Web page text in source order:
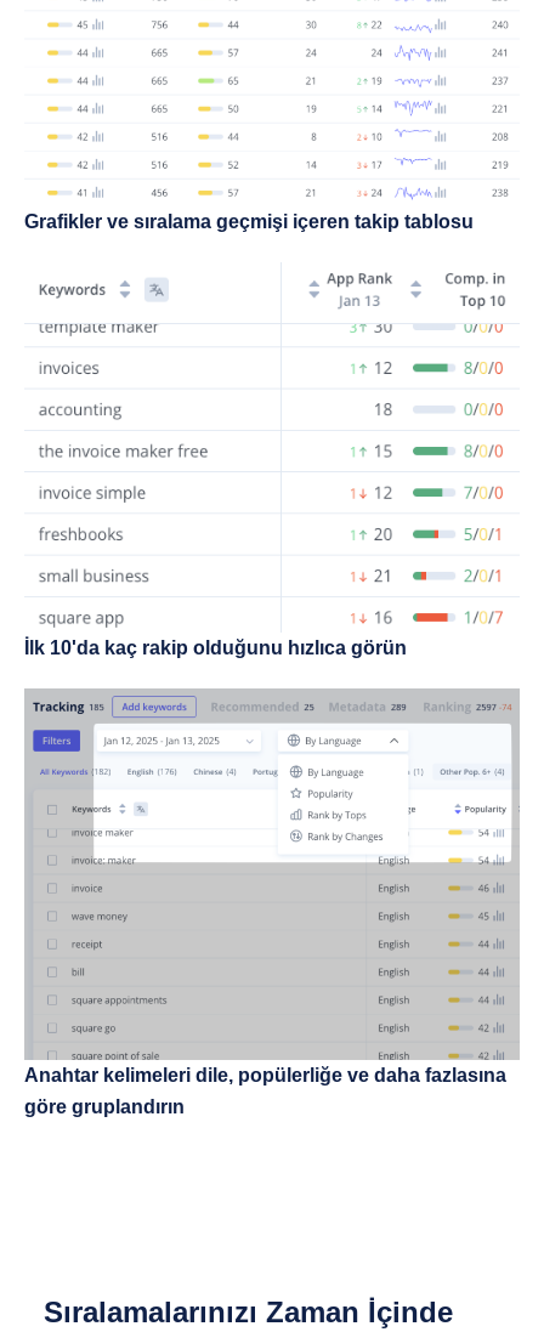
Grafikler ve sıralama geçmişi içeren takip tablosu
İlk 10'da kaç rakip olduğunu hızlıca görün
Anahtar kelimeleri dile, popülerliğe ve daha fazlasına
göre gruplandırın
Sıralamalarınızı Zaman İçinde